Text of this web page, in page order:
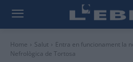
Home Salut
Entra en funcionament la
Nefrològica de Tortosa